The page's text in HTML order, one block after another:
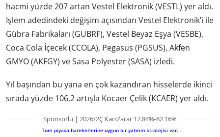
hacmi yüzde 207 artan Vestel Elektronik (VESTL) yer aldı.
İşlem adedindeki değişim açısından Vestel Elektronik’i ile
Gübra Fabrikaları (GUBRF), Vestel Beyaz Eşya (VESBE),
Coca Cola İçecek (CCOLA), Pegasus (PGSUS), Akfen
GMYO (AKFGY) ve Sasa Polyester (SASA) izledi.
Yıl başından bu yana en çok kazandıran hisselerde ikinci
sırada yüzde 106,2 artışla Kocaer Çelik (KCAER) yer aldı.
Sponsorlu | 2026/2Ç Kar/Zarar 17.84%-82.16%
Tüm piyasa hareketlerine uygun bir yatırım stratejisi var.